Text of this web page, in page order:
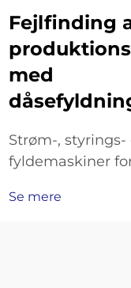
Fejlfinding
med
Strøm-,
fyldemaskiner
Se mere